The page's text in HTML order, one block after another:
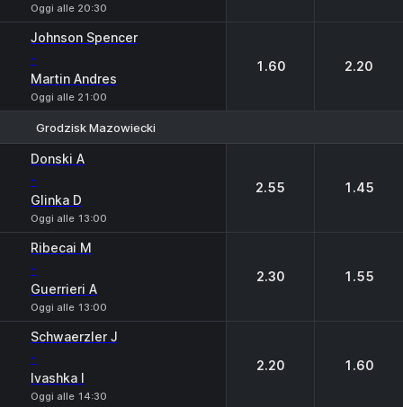
Oggi alle 20:30
Johnson Spencer
-
Martin Andres
Oggi alle 21:00
1.60 2.20
Grodzisk Mazowiecki
Donski A
-
Glinka D
Oggi alle 13:00
2.55 1.45
Ribecai M
-
Guerrieri A
Oggi alle 13:00
2.30 1.55
Schwaerzler J
-
Ivashka I
Oggi alle 14:30
2.20 1.60